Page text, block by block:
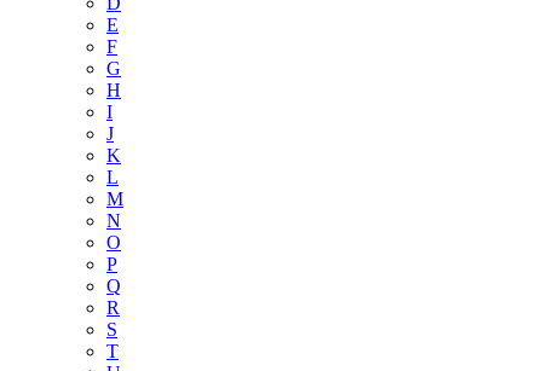
E
F
G
H
I
J
K
L
M
N
O
P
Q
R
S
T